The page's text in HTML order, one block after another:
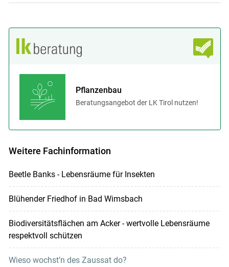
Pflanzenbau
Beratungsangebot der LK Tirol nutzen!
Weitere Fachinformation
Beetle Banks - Lebensräume für Insekten
Blühender Friedhof in Bad Wimsbach
Biodiversitätsflächen am Acker - wertvolle Lebensräume
respektvoll schützen
Wieso wochst’n des Zaussat do?